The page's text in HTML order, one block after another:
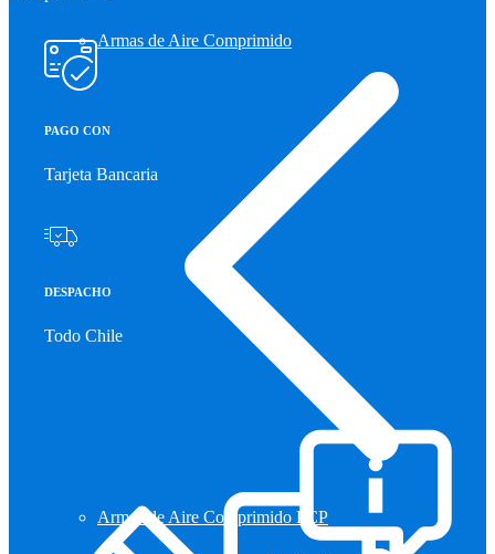
Armas de Aire Comprimido
Armas de Aire Comprimido PCP
PAGO CON
Tarjeta Bancaria
DESPACHO
Todo Chile